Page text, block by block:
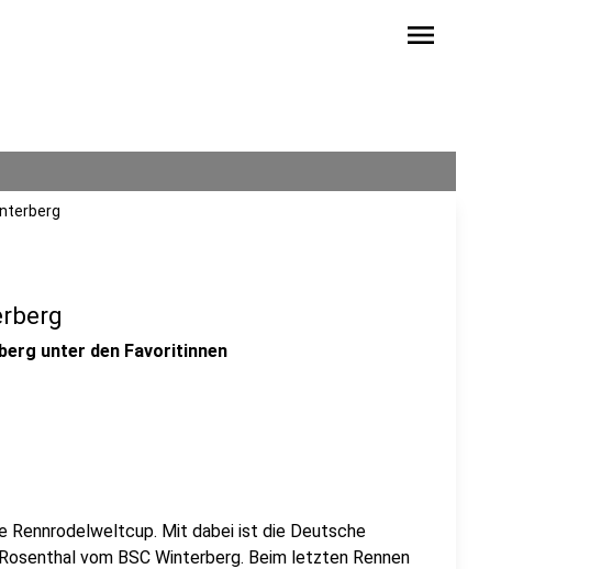
menu
unter den Favoritinnen
Rennrodelweltcup. Mit dabei ist die Deutsche
vom BSC Winterberg. Beim letzten Rennen